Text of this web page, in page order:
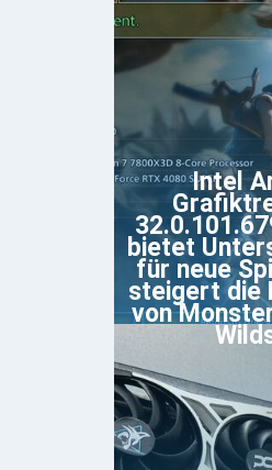
Intel
bietet
für neue
steigert die
von